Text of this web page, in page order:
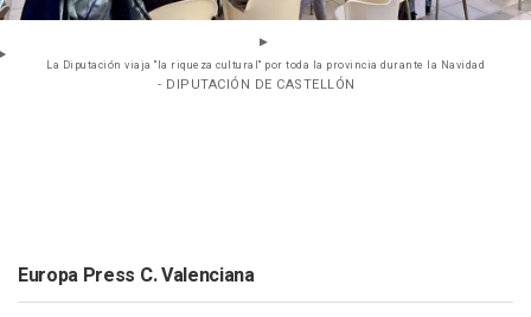
La Diputación viaja "la riqueza cultural" por toda la provincia durante la Navidad
- DIPUTACIÓN DE CASTELLÓN
Europa Press C. Valenciana